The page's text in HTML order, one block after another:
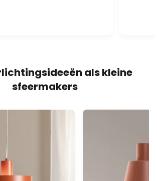
als kleine
sfeermakers